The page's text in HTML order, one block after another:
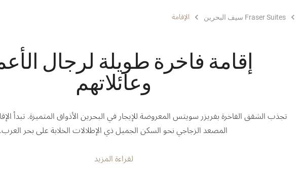
Fraser Suites سيف البحرين الإقامة
إقامة فاخرة طويلة لرجال
وعائلاتهم
تجذب الشقق الفاخرة بفريزر سويتس المعروضة للإيجار في البحرين الأذواق المتميزة. تبدأ
المصعد الزجاجي نحو السكن الجميل ذي الإطلالات الخلابة على بحر العرب.
لقراءة المزيد